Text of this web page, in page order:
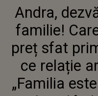
Andra,
familie!
preț sfat
ce relație
„Familia